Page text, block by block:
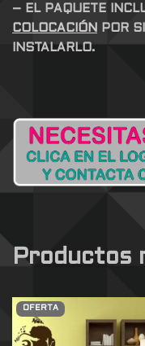
– EL PAQUETE
COLOCACIÓN
POR
INSTALARLO.
Productos
OFERTA